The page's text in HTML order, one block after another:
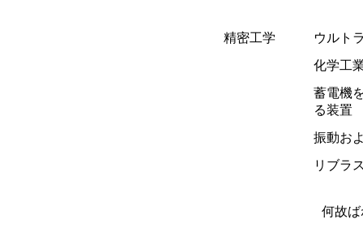
精密工学
ウルト
化学工
蓄電機
る装置
振動お
リブラ
何故ば